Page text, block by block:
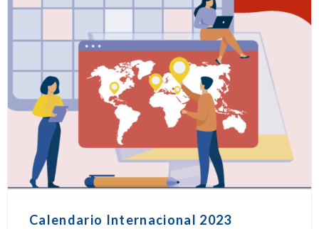
Calendario Internacional 2023